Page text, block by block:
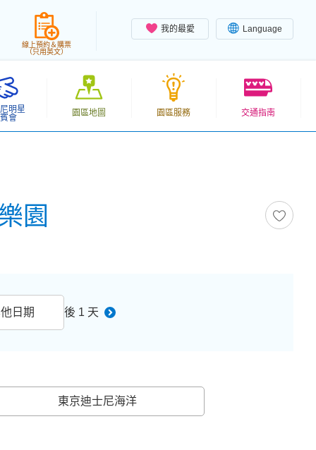
我的最愛 Language
線上預約＆購票
（只用英文）
明星
會
園區地圖 園區服務 交通指南
園
日期 後 1 天
東京迪士尼海洋